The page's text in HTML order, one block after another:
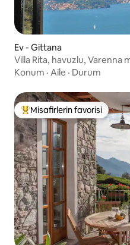
Ev - Gittana
Villa Rita, havuzlu, Varenna
Konum · Aile · Durum
Misafirlerin favorilerinden en
Misafirlerin favorisi